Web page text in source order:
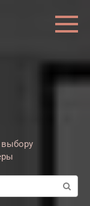
выбору